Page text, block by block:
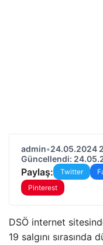
admin•24.05.2024
Güncellendi:
Paylaş: Twitter
Pinterest
DSÖ internet
19 salgını